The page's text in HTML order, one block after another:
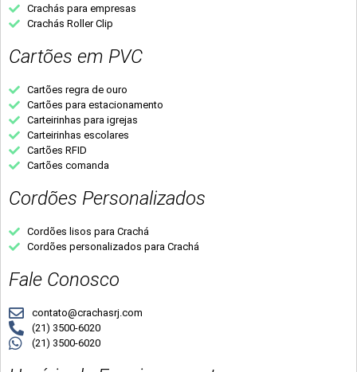
Crachás para empresas
Crachás Roller Clip
Cartões em PVC
Cartões regra de ouro
Cartões para estacionamento
Carteirinhas para igrejas
Carteirinhas escolares
Cartões RFID
Cartões comanda
Cordões Personalizados
Cordões lisos para Crachá
Cordões personalizados para Crachá
Fale Conosco
contato@crachasrj.com
(21) 3500-6020
(21) 3500-6020